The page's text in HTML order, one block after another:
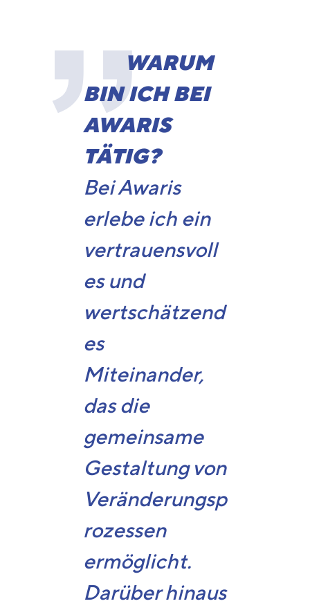
WARUM
BIN ICH BEI
AWARIS
TÄTIG?
Bei Awaris
erlebe ich ein
vertrauensvoll
es und
wertschätzend
es
Miteinander,
das die
gemeinsame
Gestaltung von
Veränderungsp
rozessen
ermöglicht.
Darüber hinaus